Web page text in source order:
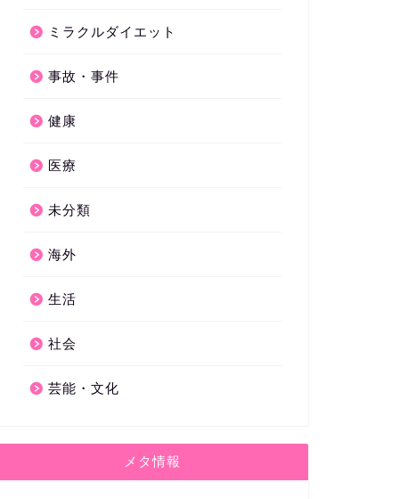
ミラクルダイエット
事故・事件
健康
医療
未分類
海外
生活
社会
芸能・文化
メタ情報